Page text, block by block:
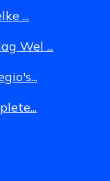
...
Wel ...